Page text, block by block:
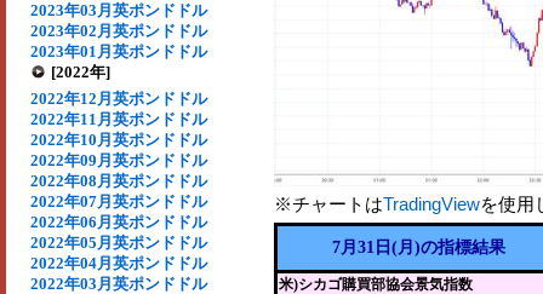
2023年03月英ポンドドル
2023年02月英ポンドドル
2023年01月英ポンドドル
[2022年]
2022年12月英ポンドドル
2022年11月英ポンドドル
2022年10月英ポンドドル
2022年09月英ポンドドル
2022年08月英ポンドドル
2022年07月英ポンドドル
2022年06月英ポンドドル
2022年05月英ポンドドル
2022年04月英ポンドドル
2022年03月英ポンドドル
※チャートはTradingViewを使用
7月31日(月)の指標結果
米)シカゴ購買部協会景気指数